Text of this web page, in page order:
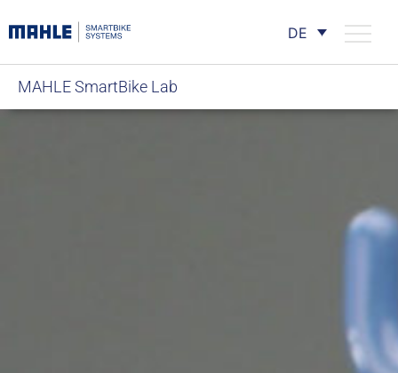
DE
MAHLE SmartBike Lab